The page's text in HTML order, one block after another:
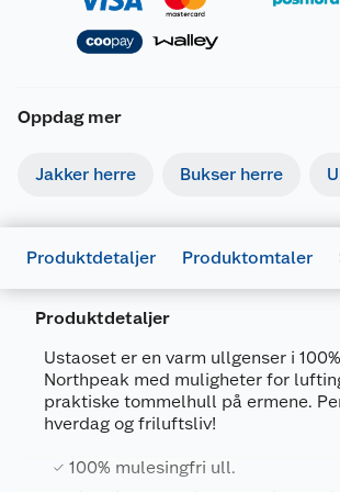
Oppdag mer
Jakker herre Bukser herre
Produktdetaljer Produktomtaler
Produktdetaljer
Ustaoset er en varm ullgenser i
Northpeak med muligheter for
praktiske tommelhull på ermene.
hverdag og friluftsliv!
100% mulesingfri ull.
Artikkelnummer
Leverandørens artikkelnummer
Farge